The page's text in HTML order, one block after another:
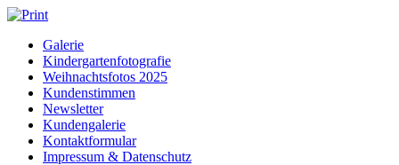
Zum
springenGalerie
Kindergartenfotografie
Weihnachtsfotos 2025
Kundenstimmen
Newsletter
Kundengalerie
Kontaktformular
Impressum & Datenschutz